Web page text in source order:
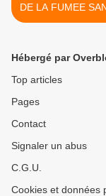
DE LA FUMEE
(LE GRAND
Hébergé par
Top articles
Pages
Contact
Signaler un abus
C.G.U.
Cookies et données